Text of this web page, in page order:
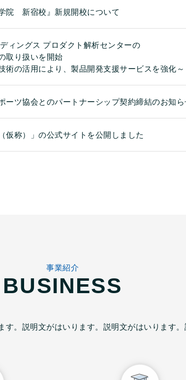
院 新宿校』新規開校について
ィングス プロダクト解析センターの
取り扱いを開始
術の活用により、製品開発支援サービスを強化～
ーツ協会とのパートナーシップ契約締結のお知ら
仮称）」の公式サイトを公開しました
事業紹介
BUSINESS
。説明文がはいります。説明文がはいります。